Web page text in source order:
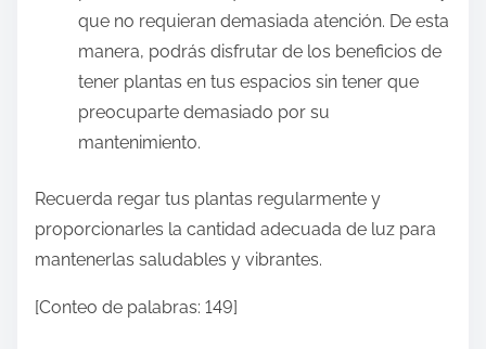
que no requieran demasiada atención. De esta
manera, podrás disfrutar de los beneficios de
tener plantas en tus espacios sin tener que
preocuparte demasiado por su
mantenimiento.
Recuerda regar tus plantas regularmente y
proporcionarles la cantidad adecuada de luz para
mantenerlas saludables y vibrantes.
[Conteo de palabras: 149]